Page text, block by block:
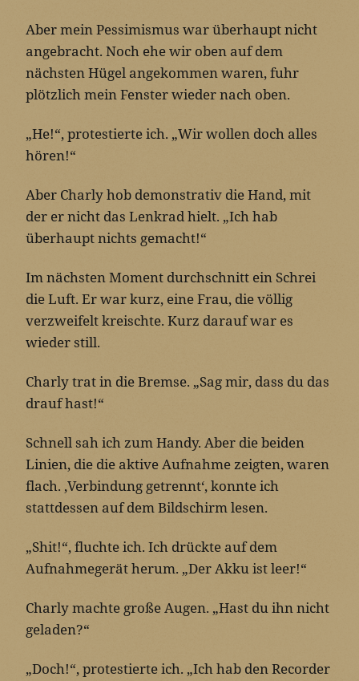
Aber mein Pessimismus war überhaupt nicht
angebracht. Noch ehe wir oben auf dem
nächsten Hügel angekommen waren, fuhr
plötzlich mein Fenster wieder nach oben.
„He!“, protestierte ich. „Wir wollen doch alles
hören!“
Aber Charly hob demonstrativ die Hand, mit
der er nicht das Lenkrad hielt. „Ich hab
überhaupt nichts gemacht!“
Im nächsten Moment durchschnitt ein Schrei
die Luft. Er war kurz, eine Frau, die völlig
verzweifelt kreischte. Kurz darauf war es
wieder still.
Charly trat in die Bremse. „Sag mir, dass du das
drauf hast!“
Schnell sah ich zum Handy. Aber die beiden
Linien, die die aktive Aufnahme zeigten, waren
flach. ‚Verbindung getrennt‘, konnte ich
stattdessen auf dem Bildschirm lesen.
„Shit!“, fluchte ich. Ich drückte auf dem
Aufnahmegerät herum. „Der Akku ist leer!“
Charly machte große Augen. „Hast du ihn nicht
geladen?“
„Doch!“, protestierte ich. „Ich hab den Recorder